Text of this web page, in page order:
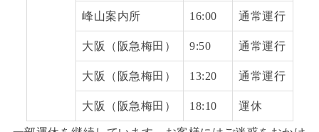
峰山案内所 16:00 通常運行
大阪（阪急梅田） 9:50 通常運行
大阪（阪急梅田） 13:20 通常運行
大阪（阪急梅田） 18:10 運休